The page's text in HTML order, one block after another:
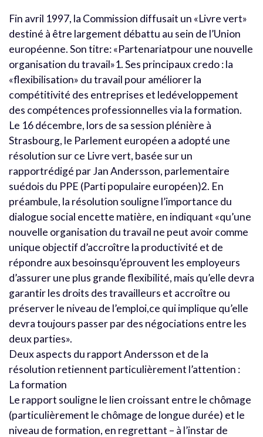
Fin avril 1997, la Commission diffusait un «Livre vert»
destiné à être largement débattu au sein de l’Union
européenne. Son titre: «Partenariatpour une nouvelle
organisation du travail»1. Ses principaux credo : la
«flexibilisation» du travail pour améliorer la
compétitivité des entreprises et ledéveloppement
des compétences professionnelles via la formation.
Le 16 décembre, lors de sa session plénière à
Strasbourg, le Parlement européen a adopté une
résolution sur ce Livre vert, basée sur un
rapportrédigé par Jan Andersson, parlementaire
suédois du PPE (Parti populaire européen)2. En
préambule, la résolution souligne l’importance du
dialogue social encette matière, en indiquant «qu’une
nouvelle organisation du travail ne peut avoir comme
unique objectif d’accroître la productivité et de
répondre aux besoinsqu’éprouvent les employeurs
d’assurer une plus grande flexibilité, mais qu’elle devra
garantir les droits des travailleurs et accroître ou
préserver le niveau de l’emploi,ce qui implique qu’elle
devra toujours passer par des négociations entre les
deux parties».
Deux aspects du rapport Andersson et de la
résolution retiennent particulièrement l’attention :
La formation
Le rapport souligne le lien croissant entre le chômage
(particulièrement le chômage de longue durée) et le
niveau de formation, en regrettant – à l’instar de